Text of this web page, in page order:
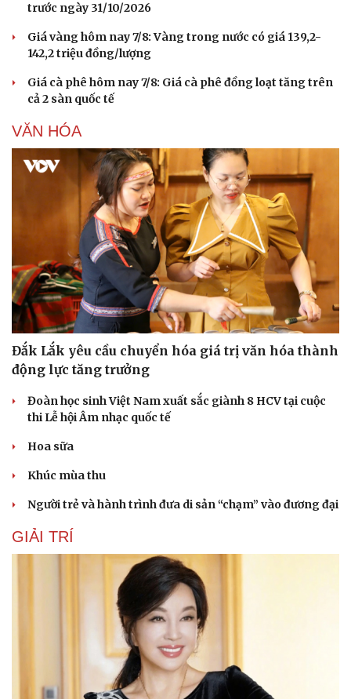
trước ngày 31/10/2026
Giá vàng hôm nay 7/8: Vàng trong nước có giá 139,2-
142,2 triệu đồng/lượng
Giá cà phê hôm nay 7/8: Giá cà phê đồng loạt tăng trên
cả 2 sàn quốc tế
VĂN HÓA
Đắk Lắk yêu cầu chuyển hóa giá trị văn hóa thành
động lực tăng trưởng
Đoàn học sinh Việt Nam xuất sắc giành 8 HCV tại cuộc
thi Lễ hội Âm nhạc quốc tế
Hoa sữa
Khúc mùa thu
Người trẻ và hành trình đưa di sản “chạm” vào đương đại
GIẢI TRÍ